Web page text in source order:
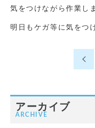
気をつけながら作業し
明日もケガ等に気をつ
アーカイブ
ARCHIVE